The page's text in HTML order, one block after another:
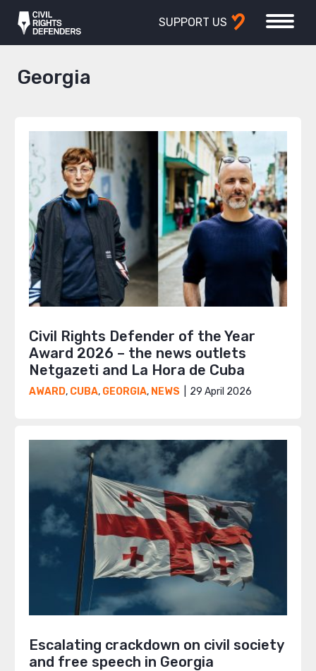
SUPPORT US
Georgia
Civil Rights Defender of the Year
Award 2026 – the news outlets
Netgazeti and La Hora de Cuba
AWARD, CUBA, GEORGIA, NEWS 29 April 2026
Escalating crackdown on civil society
and free speech in Georgia